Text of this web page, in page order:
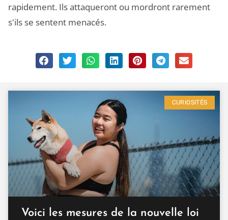
rapidement. Ils attaqueront ou mordront rarement
s'ils se sentent menacés.
CURIOSITÉS
Voici les mesures de la nouvelle loi